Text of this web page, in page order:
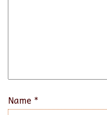
Name *